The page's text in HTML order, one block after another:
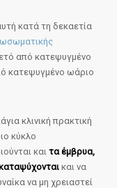
κατά τη δεκαετία
από κατεψυγμένο
κατεψυγμένο ωάριο
κλινική πρακτική
κύκλο
καιτα έμβρυα,
και να
να μη χρειαστεί